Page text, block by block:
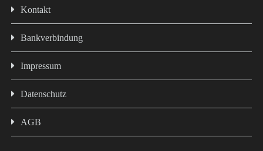
Kontakt
Bankverbindung
Impressum
Datenschutz
AGB